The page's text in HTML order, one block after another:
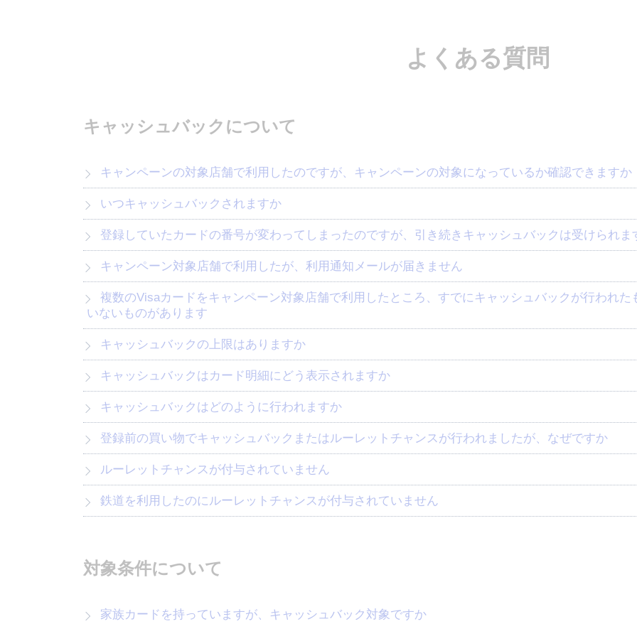
よくある質問
キャッシュバックについて
キャンペーンの対象店舗で利用したのですが、キャンペーンの対象になっているか確認できますか
いつキャッシュバックされますか
登録していたカードの番号が変わってしまったのですが、引き続きキャッシュバックは受けられま
キャンペーン対象店舗で利用したが、利用通知メールが届きません
いないものがあります
キャッシュバックの上限はありますか
キャッシュバックはカード明細にどう表示されますか
キャッシュバックはどのように行われますか
登録前の買い物でキャッシュバックまたはルーレットチャンスが行われましたが、なぜですか
ルーレットチャンスが付与されていません
鉄道を利用したのにルーレットチャンスが付与されていません
対象条件について
家族カードを持っていますが、キャッシュバック対象ですか